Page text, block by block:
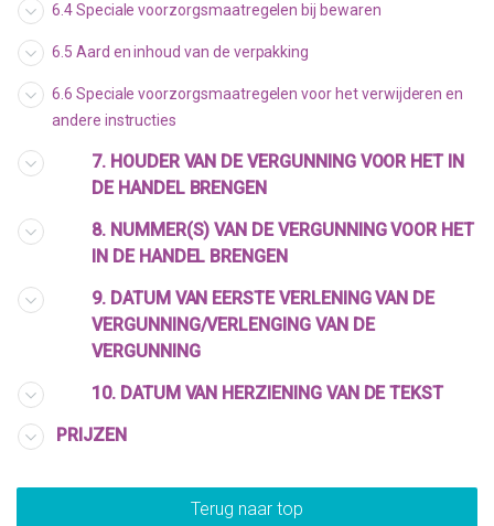
6.4 Speciale voorzorgsmaatregelen bij bewaren
6.5 Aard en inhoud van de verpakking
6.6 Speciale voorzorgsmaatregelen voor het verwijderen en
andere instructies
7. HOUDER VAN DE VERGUNNING VOOR HET IN
DE HANDEL BRENGEN
8. NUMMER(S) VAN DE VERGUNNING VOOR HET
IN DE HANDEL BRENGEN
9. DATUM VAN EERSTE VERLENING VAN DE
VERGUNNING/VERLENGING VAN DE
VERGUNNING
10. DATUM VAN HERZIENING VAN DE TEKST
PRIJZEN
Terug naar top